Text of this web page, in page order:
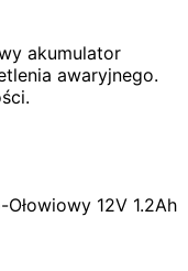
akumulator
awaryjnego.
12V 1.2Ah